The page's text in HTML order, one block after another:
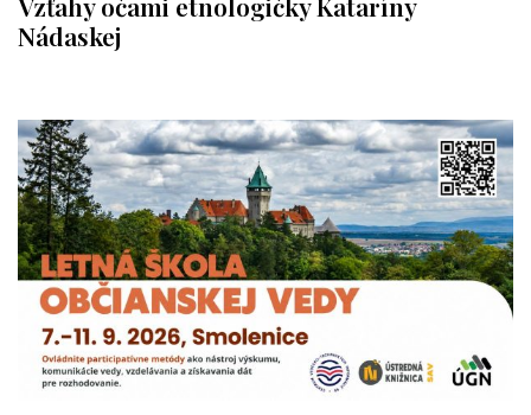
Nádaskej